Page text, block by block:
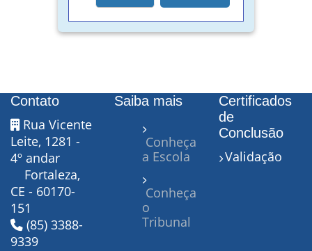
Contato
Rua Vicente
Leite, 1281 -
4º andar
Fortaleza,
CE - 60170-
151
(85) 3388-
9339
Saiba mais
Conheça
a Escola
Conheça
o
Tribunal
Certificados
de
Conclusão
Validação